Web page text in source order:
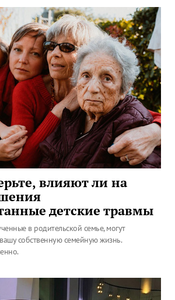
влияют ли на
детские травмы
в родительской семье, могут
собственную семейную жизнь.